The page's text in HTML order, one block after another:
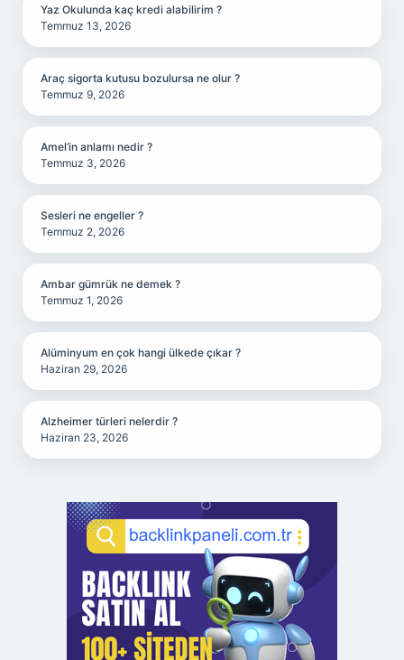
Yaz Okulunda kaç kredi alabilirim ?
Temmuz 13, 2026
Araç sigorta kutusu bozulursa ne olur ?
Temmuz 9, 2026
Amel’in anlamı nedir ?
Temmuz 3, 2026
Sesleri ne engeller ?
Temmuz 2, 2026
Ambar gümrük ne demek ?
Temmuz 1, 2026
Alüminyum en çok hangi ülkede çıkar ?
Haziran 29, 2026
Alzheimer türleri nelerdir ?
Haziran 23, 2026